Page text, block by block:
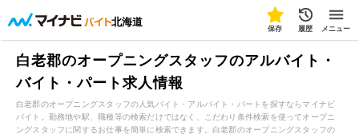
北海道
保存 履歴 メニュー
白老郡のオープニングスタッフのアルバイト・
バイト・パート求人情報
白老郡のオープニングスタッフの人気バイト・アルバイト・パートを探すならマイナビ
バイト。勤務地や駅、職種等の検索だけではなく、こだわり条件検索を使ってオープニ
ングスタッフに関するお仕事を簡単に検索できます。白老郡のオープニングスタッフの